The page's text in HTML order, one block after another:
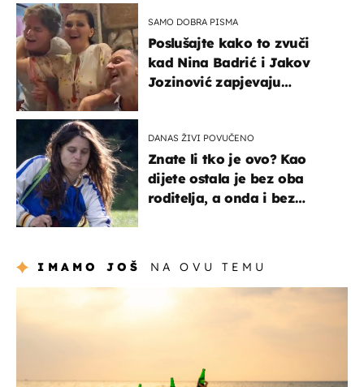
SAMO DOBRA PISMA
Poslušajte kako to zvuči
kad Nina Badrić i Jakov
Jozinović zapjevaju
DANAS ŽIVI POVUČENO
Znate li tko je ovo? Kao
dijete ostala je bez oba
roditelja, a onda i bez
IMAMO JOŠ NA OVU TEMU